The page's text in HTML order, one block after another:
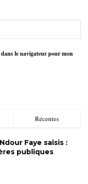
le navigateur pour mon
Récentes
Faye saisis :
publiques